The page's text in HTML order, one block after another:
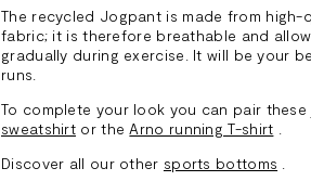
The recycled Jogpant is made from high-
fabric; it is therefore breathable and
gradually during exercise. It will be your
runs.
To complete your look you can pair
sweatshirt or theArno running T-shirt
Discover all our other sports bottoms